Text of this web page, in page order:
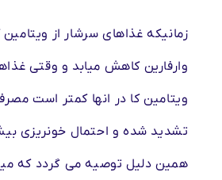
زمانیکه غذاهای سرشار از
وارفارین کاهش میابد و وقتی
ویتامین کا در انها کمتر است
تشدید شده و احتمال خونریزی
همین دلیل توصیه می گردد که